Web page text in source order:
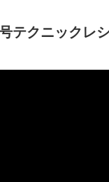
テクニックレ